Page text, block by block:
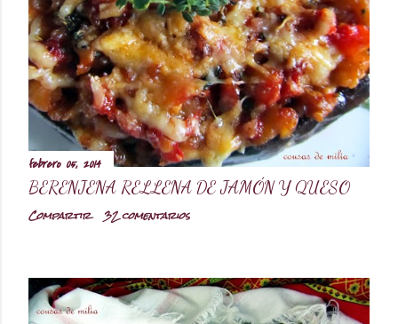
febrero 05, 2014
BERENJENA RELLENA DE JAMÓN Y QUESO
Compartir 32 comentarios